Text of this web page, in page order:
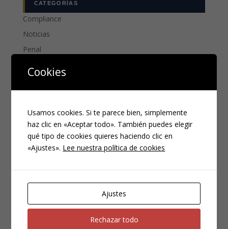
CATEGORÍAS
Compliance
Noticias
Penal
ENTRADAS RECIENTES
Denuncia, querella y atestado policial: por qué no es lo
mismo
La atenuante de miedo insuperable (III)
La atenuante de miedo insuperable (II): Requisitos para
La atenuante de miedo insuperable (I)
¿Cortar los suministros de la vivienda común durante
el divorcio es delito de coacciones? ¿Y si se cortan a
Cookies
Usamos cookies. Si te parece bien, simplemente
haz clic en «Aceptar todo». También puedes elegir
qué tipo de cookies quieres haciendo clic en
«Ajustes». Lee nuestra política de cookies
Ajustes
Rechazar todo